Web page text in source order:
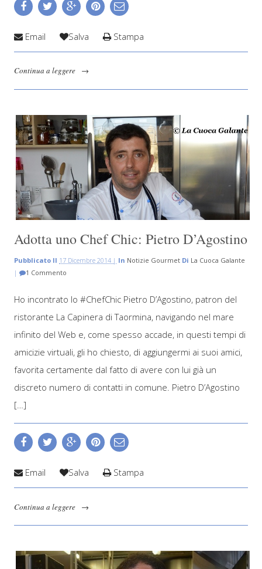
Email Salva Stampa
Continua a leggere →
Adotta uno Chef Chic: Pietro D’Agostino
Pubblicato Il 17 Dicembre 2014 | In Notizie Gourmet Di La Cuoca Galante
|
1 Commento
Ho incontrato lo #ChefChic Pietro D’Agostino, patron del
ristorante La Capinera di Taormina, navigando nel mare
infinito del Web e, come spesso accade, in questi tempi di
amicizie virtuali, gli ho chiesto, di aggiungermi ai suoi amici,
favorita certamente dal fatto di avere con lui già un
discreto numero di contatti in comune. Pietro D’Agostino
[…]
Email Salva Stampa
Continua a leggere →